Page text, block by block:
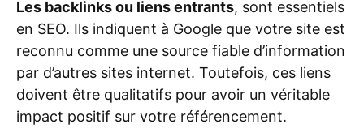
Les backlinks ou liens entrants, sont essentiels
en SEO. Ils indiquent à Google que votre site est
reconnu comme une source fiable d’information
par d’autres sites internet. Toutefois, ces liens
doivent être qualitatifs pour avoir un véritable
impact positif sur votre référencement.